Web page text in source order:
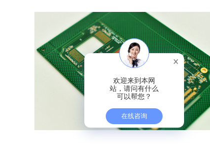
欢迎来到本网
站，请问有什么
可以帮您？
在线咨询